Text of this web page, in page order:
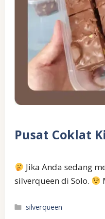
Pusat Coklat
Jika Anda sedang
silverqueen di Solo.
Kategori
silverqueen